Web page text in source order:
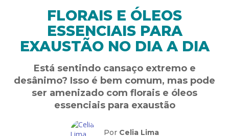
FLORAIS E ÓLEOS
ESSENCIAIS PARA
EXAUSTÃO NO DIA A DIA
Está sentindo cansaço extremo e
desânimo? Isso é bem comum, mas pode
ser amenizado com florais e óleos
essenciais para exaustão
Por Celia Lima